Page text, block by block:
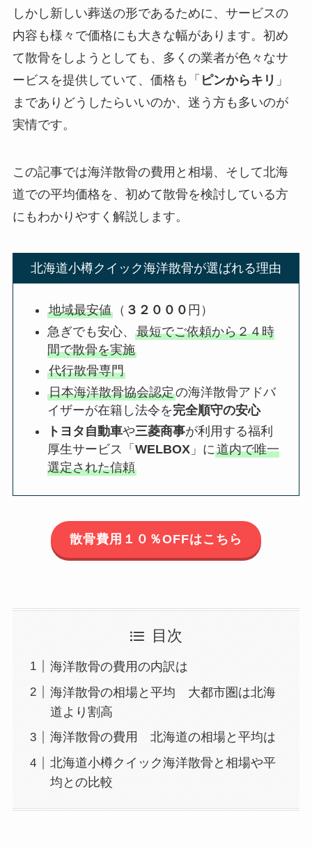
しかし新しい葬送の形であるために、サービスの
内容も様々で価格にも大きな幅があります。初め
て散骨をしようとしても、多くの業者が色々なサ
ービスを提供していて、価格も「 ピンからキリ 」
までありどうしたらいいのか、迷う方も多いのが
実情です。
この記事では海洋散骨の費用と相場、そして北海
道での平均価格を、初めて散骨を検討している方
にもわかりやすく解説します。
北海道小樽クイック海洋散骨が選ばれる理由
地域最安値 （ ３２０００ 円）
急ぎでも安心、最短でご依頼から２４時
間で散骨を実施
代行散骨専門
日本海洋散骨協会認定の海洋散骨アドバ
イザーが在籍し法令を完全順守の安心
トヨタ自動車や三菱商事が利用する福利
厚生サービス「WELBOX 」に道内で唯一
選定された信頼
散骨費用１０％OFFはこちら
目次
海洋散骨の費用の内訳は
海洋散骨の相場と平均 大都市圏は北海
道より割高
海洋散骨の費用 北海道の相場と平均は
北海道小樽クイック海洋散骨と相場や平
均との比較